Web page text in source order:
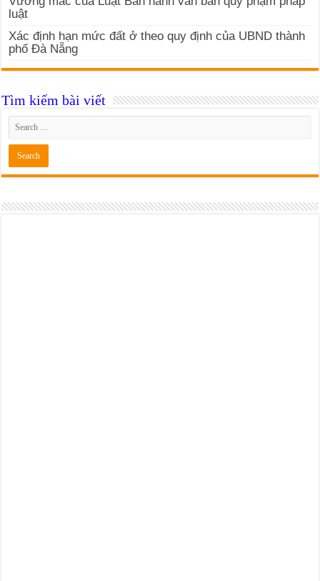
luật
Xác định hạn mức đất ở theo quy định của UBND thành
phố Đà Nẵng
Tìm kiếm bài viết